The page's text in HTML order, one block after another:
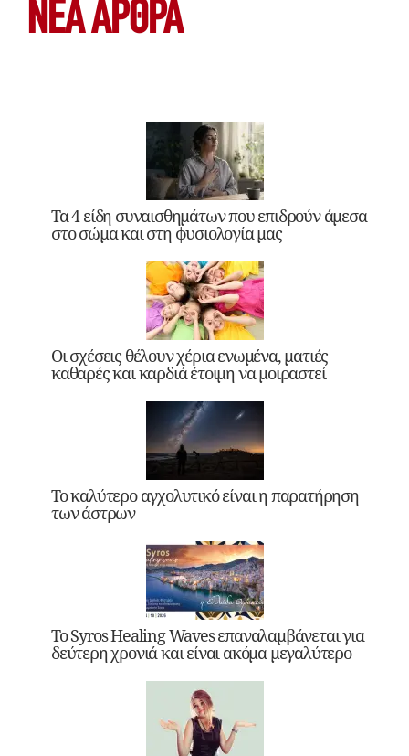
ΝΕΑ ΆΡΘΡΑ
Τα 4 είδη συναισθημάτων που επιδρούν άμεσα
στο σώμα και στη φυσιολογία μας
Οι σχέσεις θέλουν χέρια ενωμένα, ματιές
καθαρές και καρδιά έτοιμη να μοιραστεί
Το καλύτερο αγχολυτικό είναι η παρατήρηση
των άστρων
Το Syros Healing Waves επαναλαμβάνεται για
δεύτερη χρονιά και είναι ακόμα μεγαλύτερο